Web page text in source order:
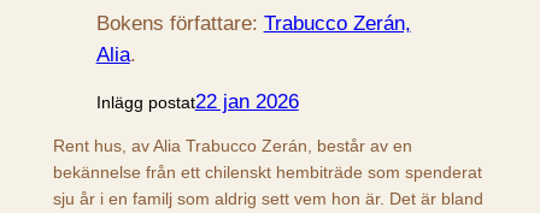
Bokens författare: Trabucco Zerán,
Alia.
Inlägg postat22 jan 2026
Rent hus, av Alia Trabucco Zerán, består av en
bekännelse från ett chilenskt hembiträde som spenderat
sju år i en familj som aldrig sett vem hon är. Det är bland